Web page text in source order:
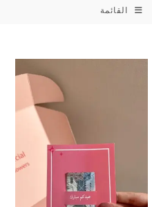
القائمة